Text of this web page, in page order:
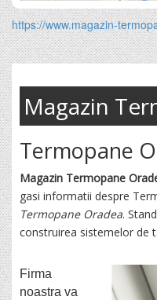
https://www.magazin-
Magazin
Termopane
Magazin Termopane
gasi informatii despre
Termopane Oradea.
construirea sistemelor de
Firma
noastra va